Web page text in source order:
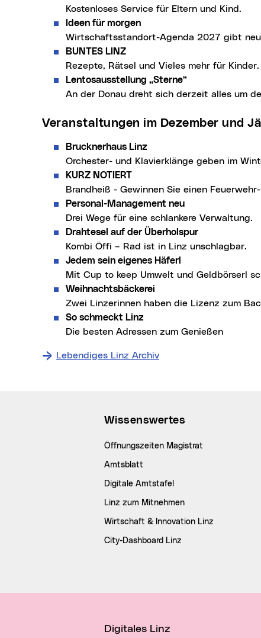
Kostenloses Service für Eltern und Kind.
Ideen für morgen
Wirtschaftsstandort-Agenda 2027 gibt
BUNTES LINZ
Rezepte, Rätsel und Vieles mehr für Kinder.
Lentosausstellung „Sterne“
An der Donau dreht sich derzeit alles um
Veranstaltungen im Dezember und
Brucknerhaus Linz
Orchester- und Klavierklänge geben im
KURZ NOTIERT
Brandheiß - Gewinnen Sie einen
Personal-Management neu
Drei Wege für eine schlankere Verwaltung.
Drahtesel auf der Überholspur
Kombi Öffi – Rad ist in Linz unschlagbar.
Jedem sein eigenes Häferl
Mit Cup to keep Umwelt und Geldbörserl
Weihnachtsbäckerei
Zwei Linzerinnen haben die Lizenz zum
So schmeckt Linz
Die besten Adressen zum Genießen
Lebendiges Linz Archiv
Wissenswertes
Öffnungszeiten Magistrat
Amtsblatt
Digitale Amtstafel
Linz zum Mitnehmen
Wirtschaft & Innovation Linz
City-Dashboard Linz
Digitales Linz